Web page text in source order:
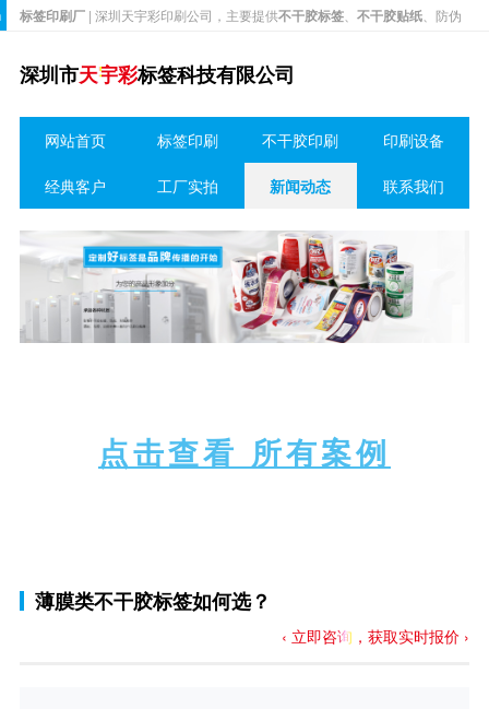
标签印刷厂| 深圳天宇彩印刷公司，主要提供不干胶标签、 不干胶贴纸、防伪
牌、说明书等印刷生产制作服务。
深圳市天宇彩标签科技有限公司
网站首页 标签印刷 不干胶印刷 印刷设备
经典客户 工厂实拍 新闻动态 联系我们
点击查看 所有案例
薄膜类不干胶标签如何选？
‹ 立即咨询，获取实时报价 ›